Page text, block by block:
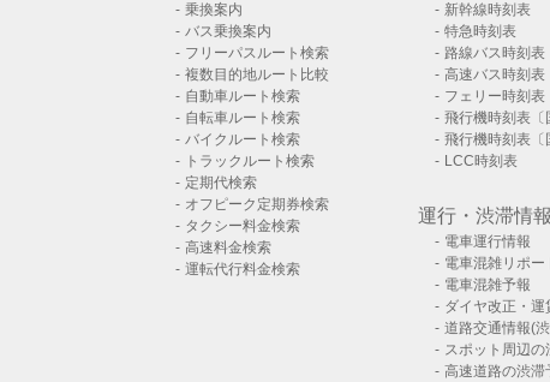
乗換案内
バス乗換案内
フリーパスルート検索
複数目的地ルート比較
自動車ルート検索
自転車ルート検索
バイクルート検索
トラックルート検索
定期代検索
オフピーク定期券検索
タクシー料金検索
高速料金検索
運転代行料金検索
新幹線時刻表
特急時刻表
路線バス時刻表
高速バス時刻表
フェリー時刻表
飛行機時刻表〔
飛行機時刻表〔
LCC時刻表
運行・渋滞情報
電車運行情報
電車混雑リポー
電車混雑予報
ダイヤ改正・運
道路交通情報(
スポット周辺の
高速道路の渋滞